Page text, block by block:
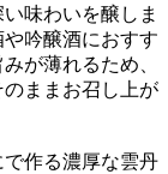
味わいを醸しま
吟醸酒におすす
が薄れるため、
ままお召し上が
作る濃厚な雲丹